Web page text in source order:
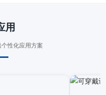
用
性化应用方案